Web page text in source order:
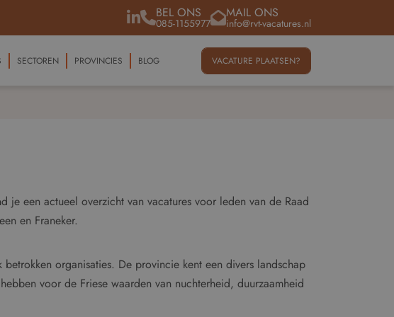
BEL ONS
085-1155977
MAIL ONS
info@rvt-vacatures.nl
SECTOREN PROVINCIES BLOG VACATURE PLAATSEN?
een actueel overzicht van vacatures voor leden van de Raad
en Franeker.
organisaties. De provincie kent een divers landschap
voor de Friese waarden van nuchterheid, duurzaamheid